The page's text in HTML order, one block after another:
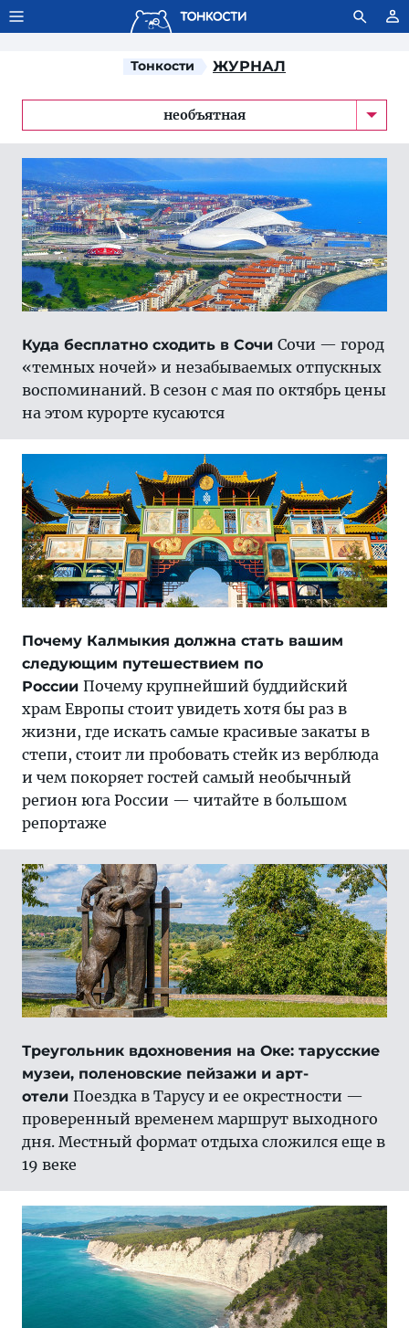
Тонкости используют сookie-файлы. Что это значит?
Тонкости ЖУРНАЛ
необъятная
Куда бесплатно сходить в Сочи Сочи — город
«темных ночей» и незабываемых отпускных
воспоминаний. В сезон с мая по октябрь цены
на этом курорте кусаются
Почему Калмыкия должна стать вашим
следующим путешествием по
России Почему крупнейший буддийский
храм Европы стоит увидеть хотя бы раз в
жизни, где искать самые красивые закаты в
степи, стоит ли пробовать стейк из верблюда
и чем покоряет гостей самый необычный
регион юга России — читайте в большом
репортаже
Треугольник вдохновения на Оке: тарусские
музеи, поленовские пейзажи и арт-
отели Поездка в Тарусу и ее окрестности —
проверенный временем маршрут выходного
дня. Местный формат отдыха сложился еще в
19 веке